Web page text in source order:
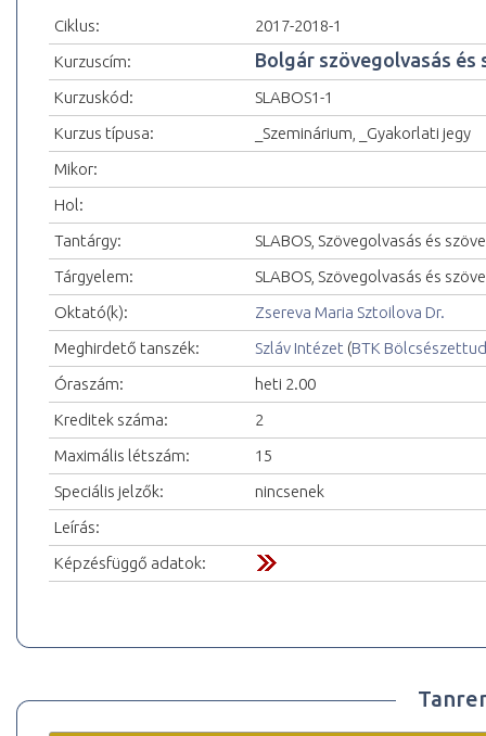
Ciklus:
2017-2018-1
Kurzuscím:
Bolgár szövegolvasás és
Kurzuskód:
SLABOS1-1
Kurzus típusa:
_Szeminárium, _Gyakorlati jegy
Mikor:
Hol:
Tantárgy:
SLABOS, Szövegolvasás és
Tárgyelem:
SLABOS, Szövegolvasás és
Oktató(k):
Zsereva Maria Sztoilova Dr.
Meghirdető tanszék:
Szláv Intézet (BTK
Óraszám:
heti 2.00
Kreditek száma:
2
Maximális létszám:
15
Speciális jelzők:
nincsenek
Leírás:
Képzésfüggő adatok: